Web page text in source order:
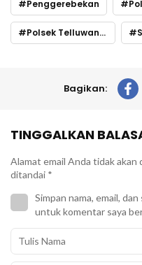
Penggerebekan
Polsek Telluwanua
Bagikan:
TINGGALKAN
Alamat email Anda tidak akan
ditandai *
Simpan nama, email,
untuk komentar saya